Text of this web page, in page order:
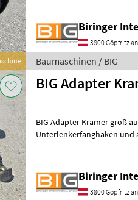
Biringer
3800 Göpfritz
Baumaschinen / BIG
BIG Adapter
BIG Adapter Kramer groß
Unterlenkerfanghaken
Biringer
3800 Göpfritz